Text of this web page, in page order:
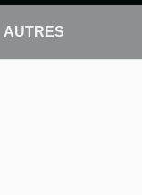
AUTRES